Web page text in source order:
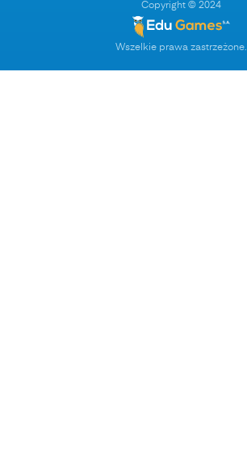
Copyright © 2024
Wszelkie prawa zastrzeżone.